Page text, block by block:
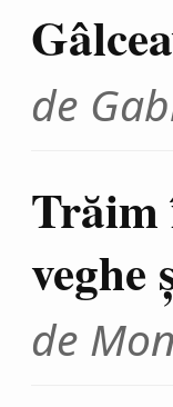
de
Trăim
veghe
de